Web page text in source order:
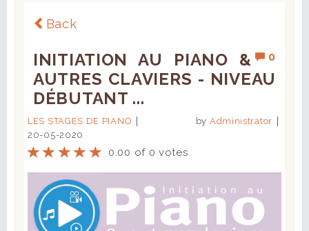
Back
0
INITIATION AU PIANO &
AUTRES CLAVIERS - NIVEAU
DÉBUTANT ...
LES STAGES DE PIANO by Administrator
20-05-2020
0.00 of 0 votes